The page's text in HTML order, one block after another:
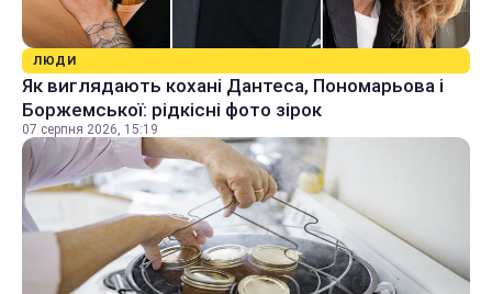
ЛЮДИ
Як виглядають кохані Дантеса, Пономарьова і
Боржемської: рідкісні фото зірок
07 серпня 2026, 15:19